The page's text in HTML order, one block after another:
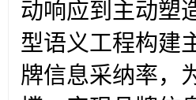
动响应到主动塑
型语义工程构建
牌信息采纳率，